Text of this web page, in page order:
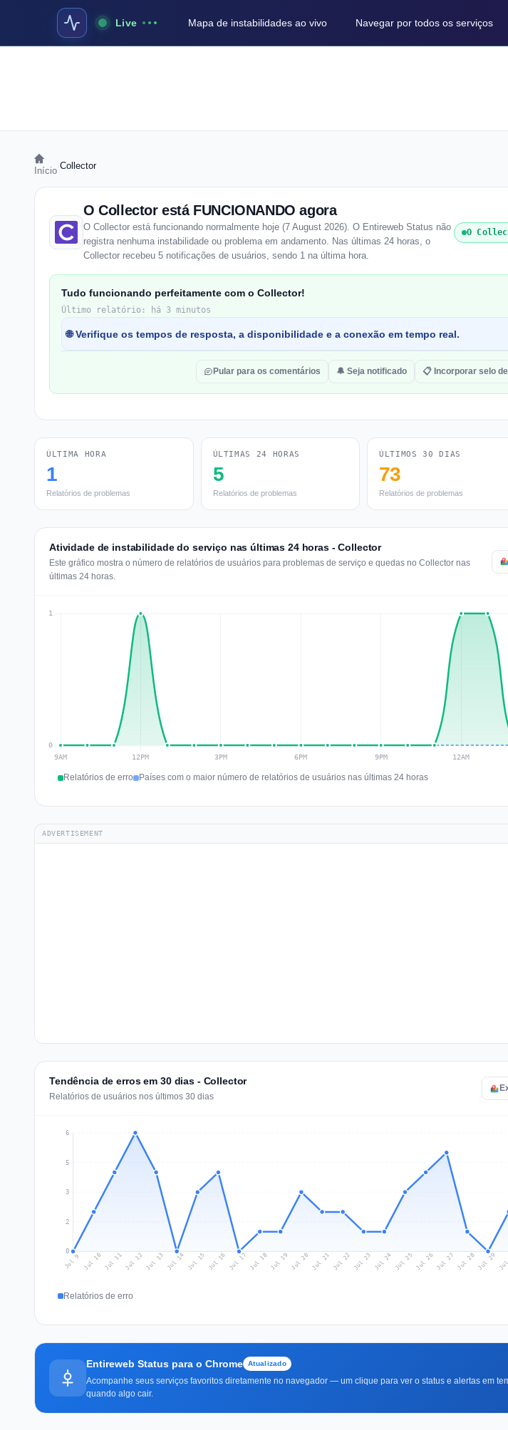
Live Mapa de instabilidades ao vivo Navegar por todos os serviços
Início Collector
O Collector está FUNCIONANDO agora
O Collector está funcionando normalmente hoje (7 August 2026). O Entireweb Status não
registra nenhuma instabilidade ou problema em andamento. Nas últimas 24 horas, o
Collector recebeu 5 notificações de usuários, sendo 1 na última hora.
O
Tudo funcionando perfeitamente com o Collector!
Último relatório: há 3 minutos
🌐 Verifique os tempos de resposta, a disponibilidade e a conexão em tempo real.
Pular para os comentários 🔔 Seja notificado 📋 Incorporar selo
ÚLTIMA HORA
1
Relatórios de problemas
ÚLTIMAS 24 HORAS
5
Relatórios de problemas
ÚLTIMOS 30 DIAS
73
Relatórios de problemas
Atividade de instabilidade do serviço nas últimas 24 horas - Collector
Este gráfico mostra o número de relatórios de usuários para problemas de serviço e quedas no Collector nas
últimas 24 horas.
Relatórios de erro Países com o maior número de relatórios de usuários nas últimas 24 horas
ADVERTISEMENT
Tendência de erros em 30 dias - Collector
Relatórios de usuários nos últimos 30 dias
0
2
3
5
6
Jul 9 Jul 10 Jul 11Jul 12Jul 13 Jul 14 Jul 15 Jul 16 Jul 17 Jul 18Jul 19 Jul 20 Jul 21 Jul 22 Jul 23 Jul 24 Jul 25 Jul 26Jul 27 Jul 28Jul 29
Relatórios de erro
Entireweb Status para o Chrome Atualizado
Acompanhe seus serviços favoritos diretamente no navegador — um clique para ver o status e alertas em
quando algo cair.